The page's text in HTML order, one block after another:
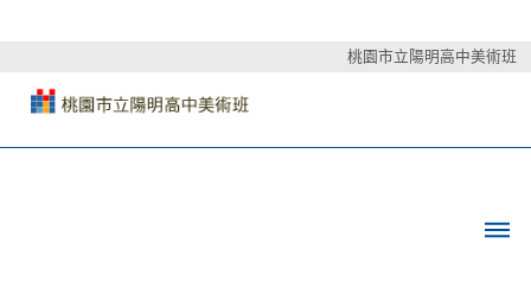
桃園市立陽明高中美術班